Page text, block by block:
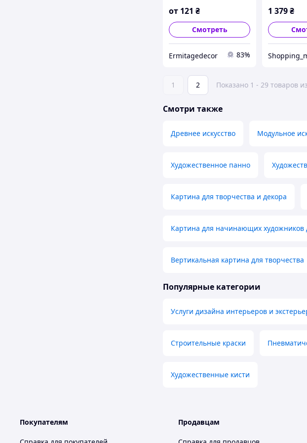
от 121 ₴
Смотреть
Ermitagedecor 83%
1 379₴
1 2 Показано 1 - 29 товаров
Смотри также
Древнее искусство Модульное
Художественное панно
Картина для творчества и декора
Картина для начинающих художников
Вертикальная картина для творчества
Популярные категории
Услуги дизайна интерьеров и
Строительные краски
Художественные кисти
Покупателям Продавцам